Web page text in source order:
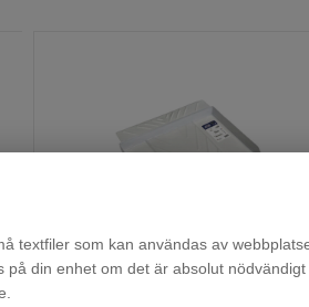
textfiler som kan användas av
din enhet om det är absolut
Droppskydd 60cm Diskmaskin